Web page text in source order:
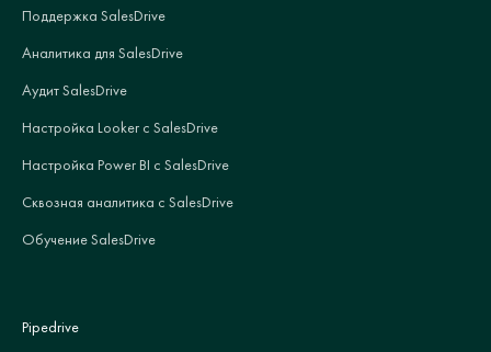
Поддержка SalesDrive
Аналитика для SalesDrive
Аудит SalesDrive
Настройка Looker с SalesDrive
Настройка Power BI с SalesDrive
Сквозная аналитика с SalesDrive
Обучение SalesDrive
Pipedrive